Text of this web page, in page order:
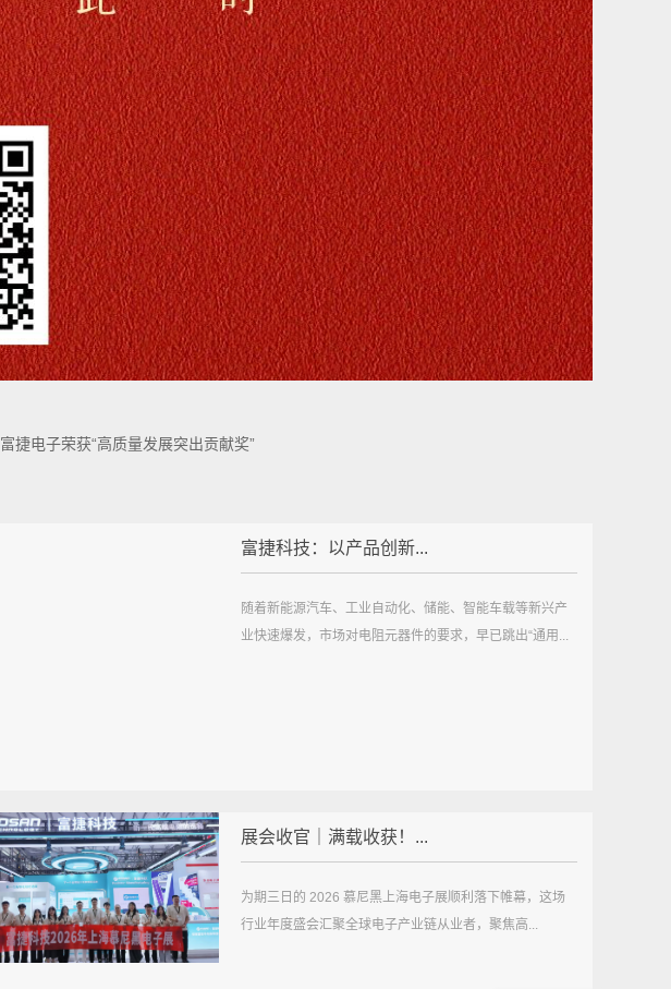
富捷电子荣获“高质量发展突出贡献奖”
富捷科技：以产品创新...
随着新能源汽车、工业自动化、储能、智能车载等新兴产
业快速爆发，市场对电阻元器件的要求，早已跳出“通用...
展会收官｜满载收获！...
为期三日的 2026 慕尼黑上海电子展顺利落下帷幕，这场
行业年度盛会汇聚全球电子产业链从业者，聚焦高...